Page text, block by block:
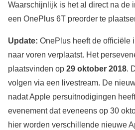
Waarschijnlijk is het al direct na de
een OnePlus 6T preorder te
Update: OnePlus heeft de officiële
naar voren verplaatst. Het
plaatsvinden op 29 oktober 2018.
volgen via een livestream. De
nadat Apple persuitnodigingen
evenement dat eveneens op 30
hier worden verschillende nieuwe